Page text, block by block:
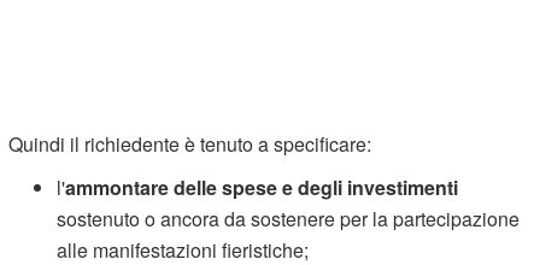
Quindi il richiedente è tenuto a specificare:
l'ammontare delle spese e degli investimenti
sostenuto o ancora da sostenere per la partecipazione
alle manifestazioni fieristiche;